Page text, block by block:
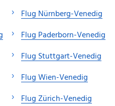
Flug Nürnberg-Venedig
Flug Paderborn-Venedig
Flug Stuttgart-Venedig
Flug Wien-Venedig
Flug Zürich-Venedig